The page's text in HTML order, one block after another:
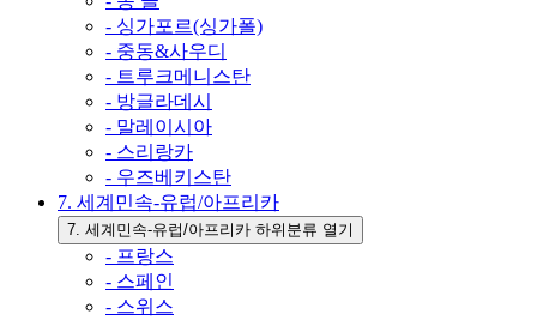
- 싱가포르(싱가폴)
- 중동&사우디
- 트루크메니스탄
- 방글라데시
- 말레이시아
- 스리랑카
- 우즈베키스탄
7. 세계민속-유럽/아프리카
7. 세계민속-유럽/아프리카 하위분류 열기
- 프랑스
- 스페인
- 스위스